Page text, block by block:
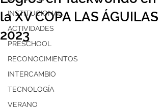
INSTITUCIONAL
ACTIVIDADES
PRESCHOOL
RECONOCIMIENTOS
INTERCAMBIO
TECNOLOGÍA
VERANO
la XV COPA LAS ÁGUILAS
2023